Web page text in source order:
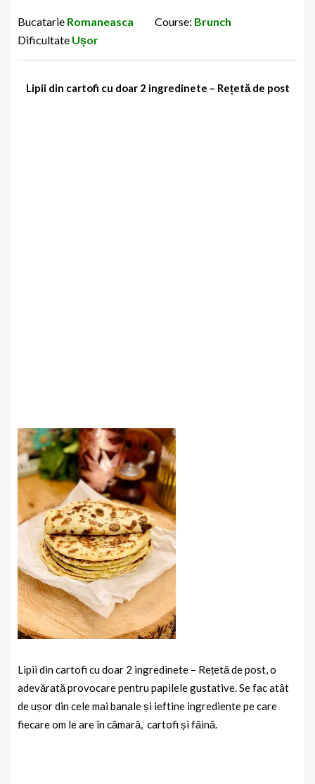
Bucatarie Romaneasca Course: Brunch
Dificultate Ușor
Lipii din cartofi cu doar 2 ingredinete – Rețetă de post
Lipii din cartofi cu doar 2 ingredinete – Rețetă de post, o
adevărată provocare pentru papilele gustative. Se fac atât
de ușor din cele mai banale și ieftine ingrediente pe care
fiecare om le are în cămară, cartofi și făină.